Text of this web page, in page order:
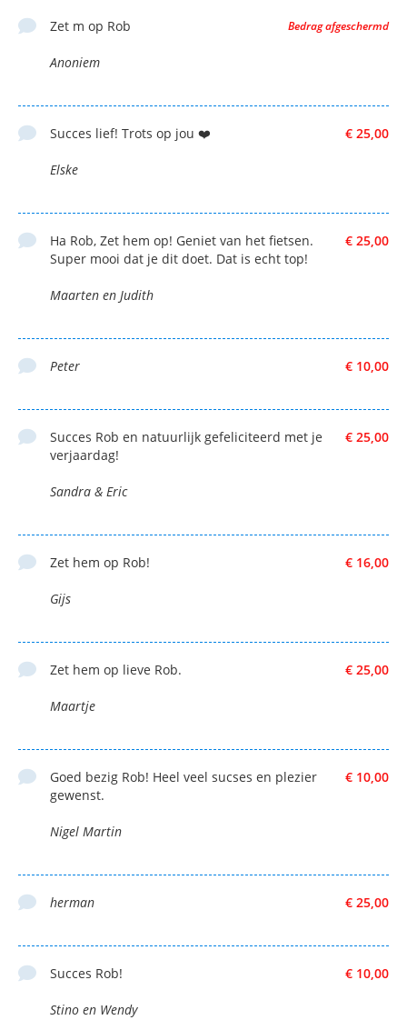
Bedrag afgeschermd
Zet m op Rob
Anoniem
€ 25,00
Succes lief! Trots op jou ❤️
Elske
€ 25,00
Ha Rob, Zet hem op! Geniet van het fietsen.
Super mooi dat je dit doet. Dat is echt top!
Maarten en Judith
€ 10,00
Peter
€ 25,00
Succes Rob en natuurlijk gefeliciteerd met je
verjaardag!
Sandra & Eric
€ 16,00
Zet hem op Rob!
Gijs
€ 25,00
Zet hem op lieve Rob.
Maartje
€ 10,00
Goed bezig Rob! Heel veel sucses en plezier
gewenst.
Nigel Martin
€ 25,00
herman
€ 10,00
Succes Rob!
Stino en Wendy